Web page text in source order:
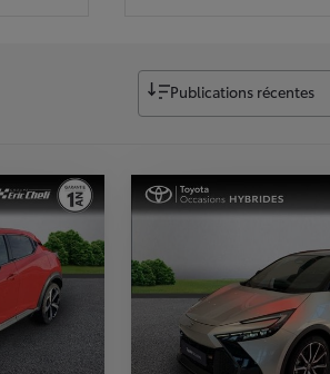
Publications récentes